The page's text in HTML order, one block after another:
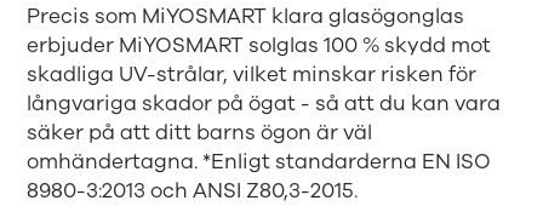
Precis som MiYOSMART klara glasögonglas
erbjuder MiYOSMART solglas 100 % skydd mot
skadliga UV-strålar, vilket minskar risken för
långvariga skador på ögat - så att du kan vara
säker på att ditt barns ögon är väl
omhändertagna. *Enligt standarderna EN ISO
8980-3:2013 och ANSI Z80,3-2015.